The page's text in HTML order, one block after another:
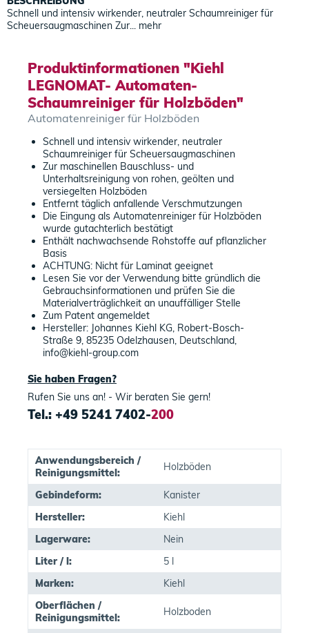
Schnell und intensiv wirkender, neutraler Schaumreiniger für
Scheuersaugmaschinen Zur... mehr
Produktinformationen "Kiehl
LEGNOMAT- Automaten-
Schaumreiniger für Holzböden"
Automatenreiniger für Holzböden
Schnell und intensiv wirkender, neutraler
Schaumreiniger für Scheuersaugmaschinen
Zur maschinellen Bauschluss- und
Unterhaltsreinigung von rohen, geölten und
versiegelten Holzböden
Entfernt täglich anfallende Verschmutzungen
Die Eingung als Automatenreiniger für Holzböden
wurde gutachterlich bestätigt
Enthält nachwachsende Rohstoffe auf pflanzlicher
Basis
ACHTUNG: Nicht für Laminat geeignet
Lesen Sie vor der Verwendung bitte gründlich die
Gebrauchsinformationen und prüfen Sie die
Materialverträglichkeit an unauffälliger Stelle
Zum Patent angemeldet
Hersteller: Johannes Kiehl KG, Robert-Bosch-
Straße 9, 85235 Odelzhausen, Deutschland,
info@kiehl-group.com
Sie haben Fragen?
Rufen Sie uns an! - Wir beraten Sie gern!
Tel.: +49 5241 7402-200
Anwendungsbereich /
Reinigungsmittel:
Holzböden
Gebindeform:
Kanister
Hersteller:
Kiehl
Lagerware:
Nein
Liter / l:
5 l
Marken:
Kiehl
Oberflächen /
Reinigungsmittel:
Holzboden